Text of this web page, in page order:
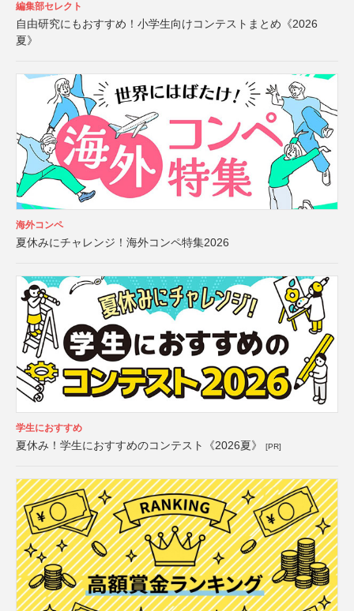
編集部セレクト
自由研究にもおすすめ！小学生向けコンテストまとめ《2026
夏》
海外コンペ
夏休みにチャレンジ！海外コンペ特集2026
学生におすすめ
夏休み！学生におすすめのコンテスト《2026夏》 [PR]